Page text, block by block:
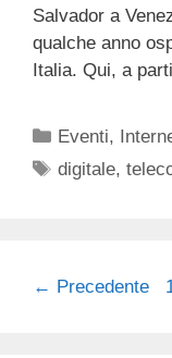
Salvador a
qualche anno
Italia. Qui, a
Categorie
Eventi,
Tag
digitale,
← Precedente